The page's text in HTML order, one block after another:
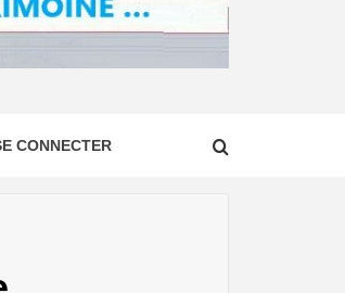
CONNECTER